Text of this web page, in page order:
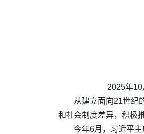
2025年10
从建立面向21世纪
和社会制度差异，积极
今年6月，习近平